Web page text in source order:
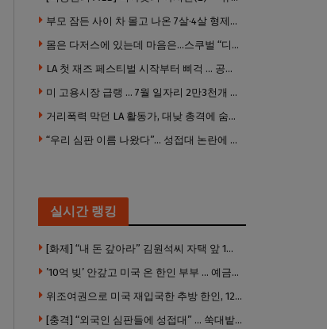
부모 잠든 사이 차 몰고 나온 7살·4살 형제…보행자 덮쳐 중태
몸은 다저스에 있는데 마음은…스쿠벌 “디트로이트로 돌아가고파”
LA 첫 재즈 페스티벌 시작부터 삐걱 … 공연 줄줄이 취소
미 고용시장 급랭 … 7월 일자리 2만3천개 감소 ‘예상 밖 쇼크’
거리폭력 막던 LA 활동가, 대낮 총격에 숨졌다
“우리 심판 이름 나왔다”… 성접대 논란에 日 축구계 발칵
실시간 랭킹
[화제] “내 돈 갚아라” 김원석씨 자택 앞 1인 광대 시위 … 한인 투자사, “108만 달러 못받아”
’10억 빚’ 안갚고 미국 온 한인 부부 … 예금보험공사, 미국서 소송
위조여권으로 미국 재입국한 추방 한인, 120만 달러 은행 사기 행각
[충격] “외국인 심판들에 성접대” … 쑥대밭된 축협 어디까지 추락하나